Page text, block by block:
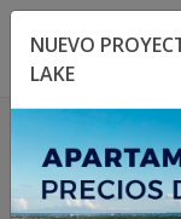
Toggle
NUEVO
LAKE